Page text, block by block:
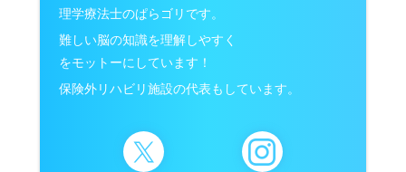
理学療法士のぱらゴリです。
難しい脳の知識を理解しやすく
をモットーにしています！
保険外リハビリ施設の代表もしています。